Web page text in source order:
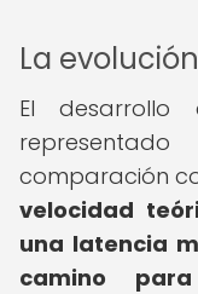
La
El
comparación
velocidad
una latencia
camino